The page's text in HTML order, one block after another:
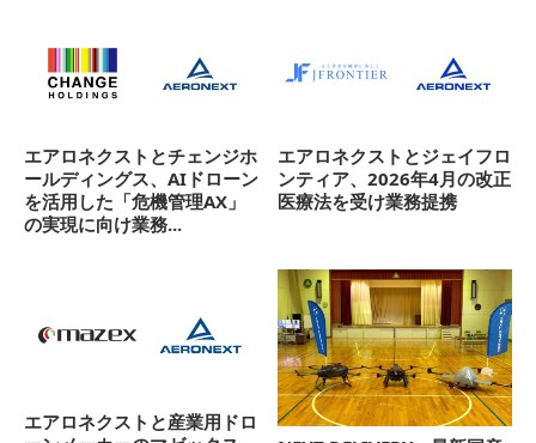
エアロネクストとチェンジホ
ールディングス、AIドローン
を活用した「危機管理AX」
の実現に向け業務...
エアロネクストとジェイフロ
ンティア、2026年4月の改正
医療法を受け業務提携
エアロネクストと産業用ドロ